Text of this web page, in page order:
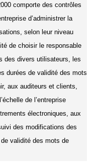
comporte des contrôles
d’administrer la
selon leur niveau
de choisir le responsable
des divers utilisateurs, les
durées de validité des mots
aux auditeurs et clients,
de l’entreprise
électroniques, aux
des modifications des
validité des mots de